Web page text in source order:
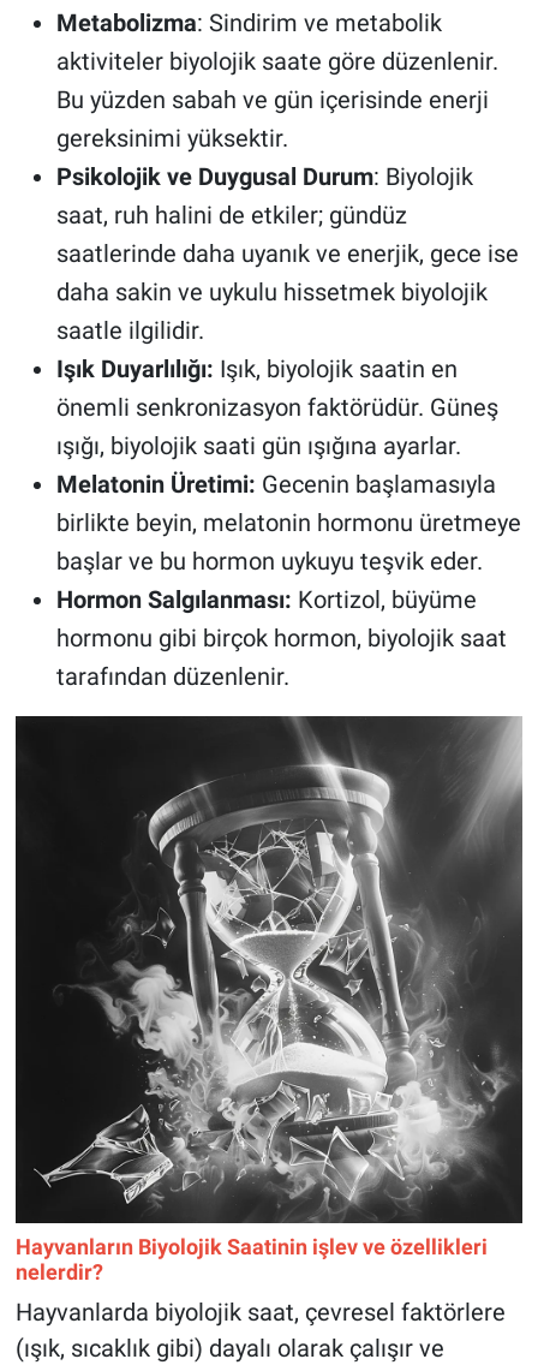
Metabolizma: Sindirim ve metabolik
aktiviteler biyolojik saate göre düzenlenir.
Bu yüzden sabah ve gün içerisinde enerji
gereksinimi yüksektir.
Psikolojik ve Duygusal Durum: Biyolojik
saat, ruh halini de etkiler; gündüz
saatlerinde daha uyanık ve enerjik, gece ise
daha sakin ve uykulu hissetmek biyolojik
saatle ilgilidir.
Işık Duyarlılığı: Işık, biyolojik saatin en
önemli senkronizasyon faktörüdür. Güneş
ışığı, biyolojik saati gün ışığına ayarlar.
Melatonin Üretimi: Gecenin başlamasıyla
birlikte beyin, melatonin hormonu üretmeye
başlar ve bu hormon uykuyu teşvik eder.
Hormon Salgılanması: Kortizol, büyüme
hormonu gibi birçok hormon, biyolojik saat
tarafından düzenlenir.
Hayvanların Biyolojik Saatinin işlev ve özellikleri
nelerdir?
Hayvanlarda biyolojik saat, çevresel faktörlere
(ışık, sıcaklık gibi) dayalı olarak çalışır ve